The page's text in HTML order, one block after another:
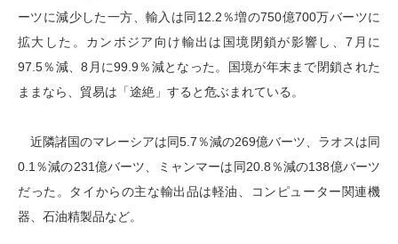
ーツに減少した一方、輸入は同12.2％増の750億700万バーツに
拡大した。カンボジア向け輸出は国境閉鎖が影響し、7月に
97.5％減、8月に99.9％減となった。国境が年末まで閉鎖された
ままなら、貿易は「途絶」すると危ぶまれている。
近隣諸国のマレーシアは同5.7％減の269億バーツ、ラオスは同
0.1％減の231億バーツ、ミャンマーは同20.8％減の138億バーツ
だった。タイからの主な輸出品は軽油、コンピューター関連機
器、石油精製品など。